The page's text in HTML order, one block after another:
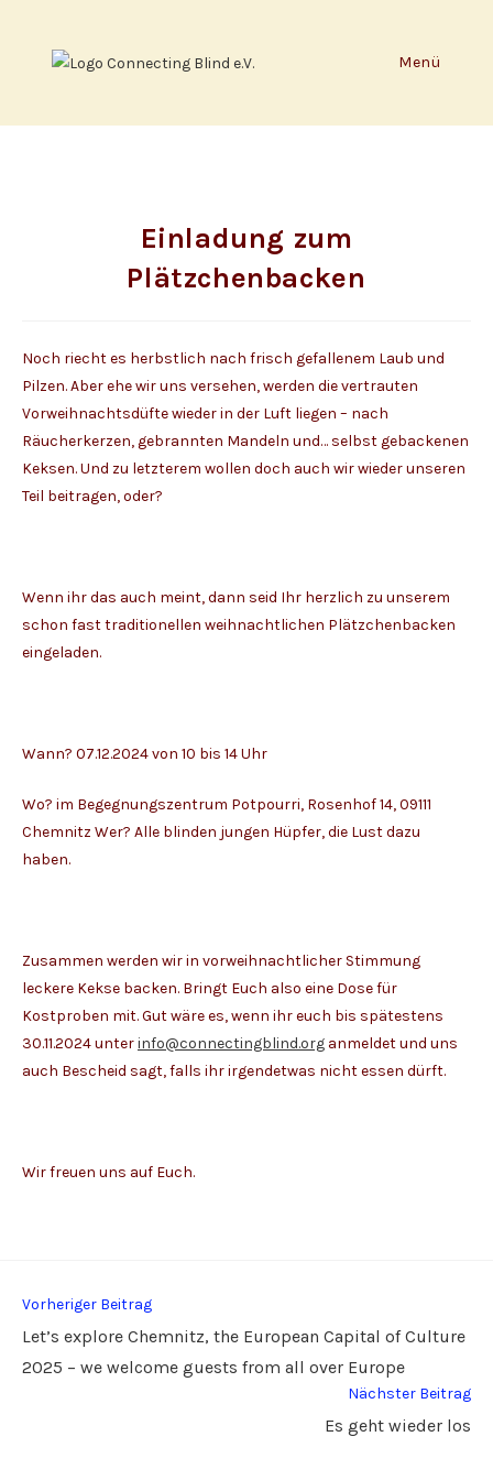
springen
Menü
Einladung zum
Plätzchenbacken
Noch riecht es herbstlich nach frisch gefallenem Laub und
Pilzen. Aber ehe wir uns versehen, werden die vertrauten
Vorweihnachtsdüfte wieder in der Luft liegen – nach
Räucherkerzen, gebrannten Mandeln und… selbst gebackenen
Keksen. Und zu letzterem wollen doch auch wir wieder unseren
Teil beitragen, oder?
Wenn ihr das auch meint, dann seid Ihr herzlich zu unserem
schon fast traditionellen weihnachtlichen Plätzchenbacken
eingeladen.
Wann? 07.12.2024 von 10 bis 14 Uhr
Wo? im Begegnungszentrum Potpourri, Rosenhof 14, 09111
Chemnitz Wer? Alle blinden jungen Hüpfer, die Lust dazu
haben.
Zusammen werden wir in vorweihnachtlicher Stimmung
leckere Kekse backen. Bringt Euch also eine Dose für
Kostproben mit. Gut wäre es, wenn ihr euch bis spätestens
30.11.2024 unterinfo@connectingblind.org anmeldet und uns
auch Bescheid sagt, falls ihr irgendetwas nicht essen dürft.
Wir freuen uns auf Euch.
Weitere
ansehen
Vorheriger Beitrag
Let’s explore Chemnitz, the European Capital of Culture
2025 – we welcome guests from all over Europe
Nächster Beitrag
Es geht wieder los